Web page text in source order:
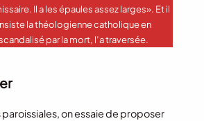
Il a les épaules assez larges». Et il
la théologienne catholique en
par la mort, l’a traversée.
on essaie de proposer